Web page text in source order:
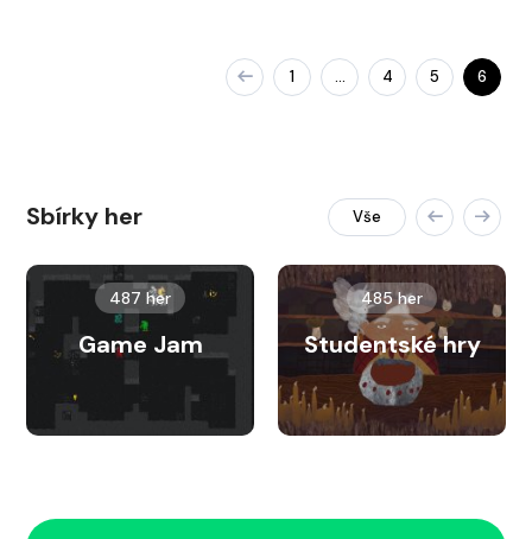
1 … 4 5 6
Sbírky her Vše
487 her
Game Jam
485 her
Studentské hry